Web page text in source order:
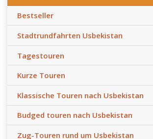
Bestseller
Stadtrundfahrten Usbekistan
Tagestouren
Kurze Touren
Klassische Touren nach Usbekistan
Budged touren nach Usbekistan
Zug-Touren rund um Usbekistan